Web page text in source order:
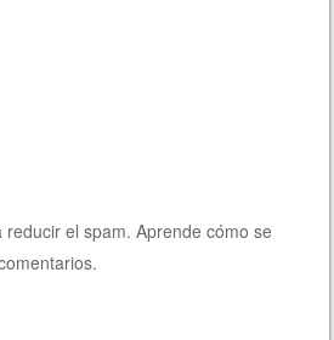
reducir el spam.Aprende cómo se